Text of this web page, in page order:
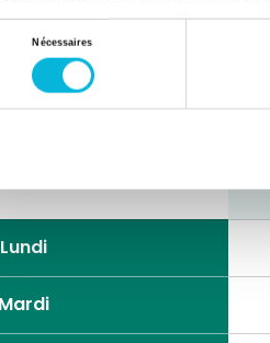
Nécessaires
Boulevard du 12e de
Lundi
Mardi